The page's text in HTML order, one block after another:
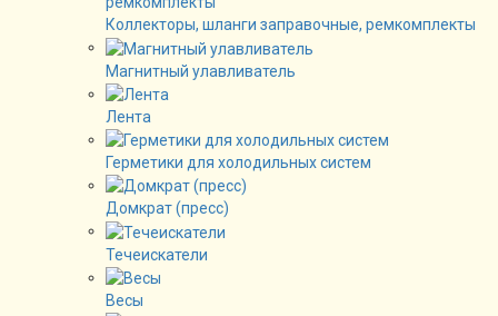
Коллекторы, шланги заправочные, ремкомплекты
Магнитный улавливатель
Лента
Герметики для холодильных систем
Домкрат (пресс)
Течеискатели
Весы